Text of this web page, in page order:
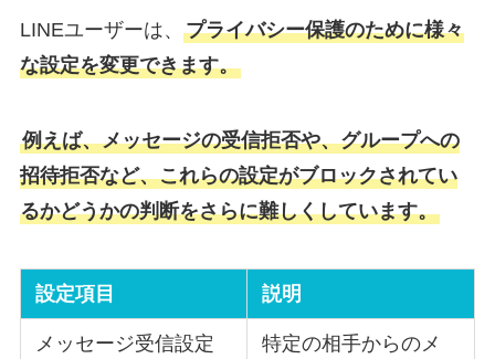
LINEユーザーは、 プライバシー保護のために様々
な設定を変更できます。
例えば、メッセージの受信拒否や、グループへの
招待拒否など、これらの設定がブロックされてい
るかどうかの判断をさらに難しくしています。
設定項目 説明
メッセージ受信設定
特定の相手からのメ